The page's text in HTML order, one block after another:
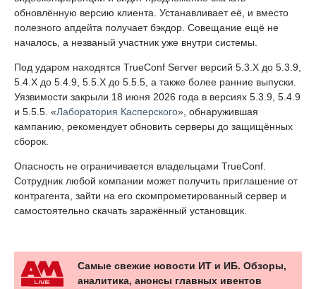
обновлённую версию клиента. Устанавливает её, и вместо
полезного апдейта получает бэкдор. Совещание ещё не
началось, а незваный участник уже внутри системы.
Под ударом находятся TrueConf Server версий 5.3.X до 5.3.9,
5.4.X до 5.4.9, 5.5.X до 5.5.5, а также более ранние выпуски.
Уязвимости закрыли 18 июня 2026 года в версиях 5.3.9, 5.4.9
и 5.5.5. «Лаборатория Касперского», обнаружившая
кампанию, рекомендует обновить серверы до защищённых
сборок.
Опасность не ограничивается владельцами TrueConf.
Сотрудник любой компании может получить приглашение от
контрагента, зайти на его скомпрометированный сервер и
самостоятельно скачать заражённый установщик.
Самые свежие новости ИТ и ИБ. Обзоры,
аналитика, анонсы главных ивентов